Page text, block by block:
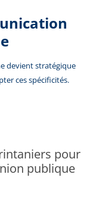
devient stratégique
ces spécificités.
pour
publique